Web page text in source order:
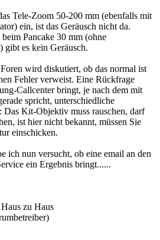
Tele-Zoom 50-200 mm (ebenfalls mit
ein, ist das Geräusch nicht da.
Pancake 30 mm (ohne
gibt es kein Geräusch.
wird diskutiert, ob das normal ist
Fehler verweist. Eine Rückfrage
Callcenter bringt, je nach dem mit
spricht, unterschiedliche
Das Kit-Objektiv muss rauschen, darf
ist hier nicht bekannt, müssen Sie
einschicken.
ich nun versucht, ob eine email an den
ein Ergebnis bringt......
zu Haus